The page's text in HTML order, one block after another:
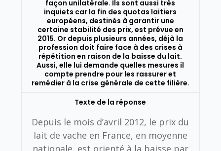
façon unilatérale. Ils sont aussi très
inquiets car la fin des quotas laitiers
européens, destinés à garantir une
certaine stabilité des prix, est prévue en
2015. Or depuis plusieurs années, déjà la
profession doit faire face à des crises à
répétition en raison de la baisse du lait.
Aussi, elle lui demande quelles mesures il
compte prendre pour les rassurer et
remédier à la crise générale de cette filière.
Texte de la réponse
Depuis le mois d’avril 2012, le prix du
lait de vache en France, en moyenne